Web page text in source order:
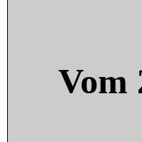
Vom